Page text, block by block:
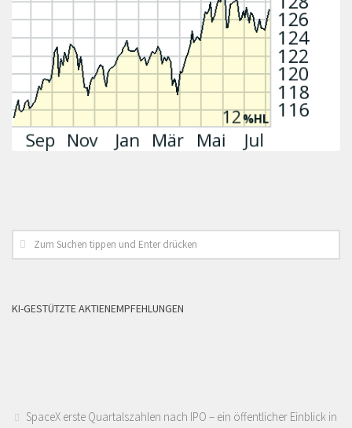
KI-GESTÜTZTE AKTIENEMPFEHLUNGEN
SpaceX erste Quartalszahlen nach IPO – ein öffentlicher Einblick in